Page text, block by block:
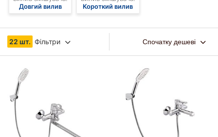
Довгий вилив
Короткий вилив
22 шт. Фільтри Спочатку дешеві